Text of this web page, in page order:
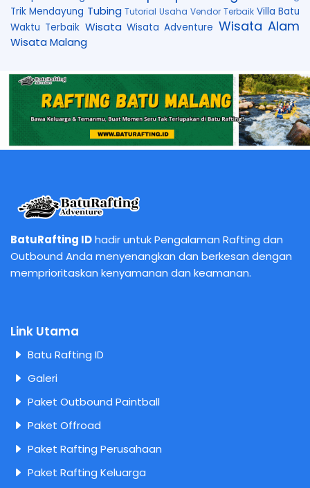
Trik Mendayung Tubing Tutorial Usaha Vendor Terbaik Villa Batu
Waktu Terbaik Wisata Wisata Adventure Wisata Alam
Wisata Malang
BatuRafting IDhadir untuk Pengalaman Rafting dan
Outbound Anda menyenangkan dan berkesan dengan
memprioritaskan kenyamanan dan keamanan.
Link Utama
Batu Rafting ID
Galeri
Paket Outbound Paintball
Paket Offroad
Paket Rafting Perusahaan
Paket Rafting Keluarga